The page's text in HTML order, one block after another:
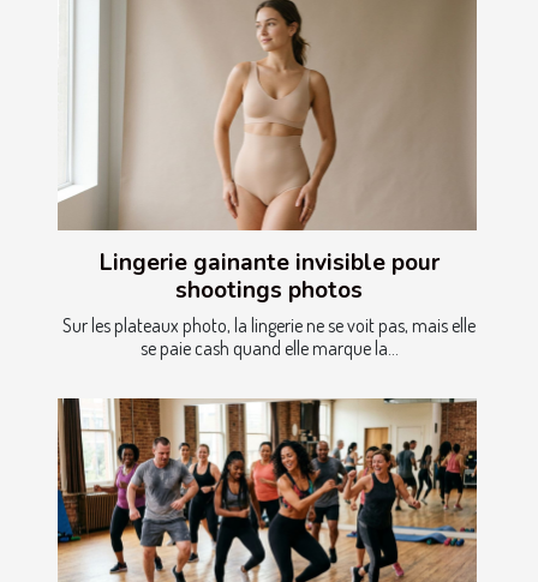
Lingerie gainante invisible pour
shootings photos
Sur les plateaux photo, la lingerie ne se voit pas, mais elle
se paie cash quand elle marque la...